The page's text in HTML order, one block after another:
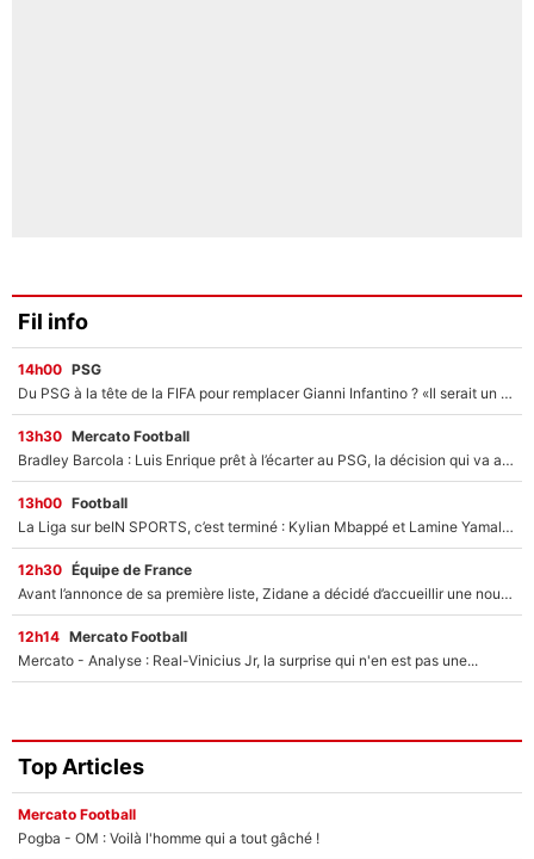
Fil info
14h00 PSG
Du PSG à la tête de la FIFA pour remplacer Gianni Infantino ? «Il serait un mauvais président», le patron de la Liga s'attaque à Nasser Al-Khelaïfi !
13h30 Mercato Football
Bradley Barcola : Luis Enrique prêt à l’écarter au PSG, la décision qui va accélérer son transfert à Liverpool ?
13h00 Football
La Liga sur beIN SPORTS, c’est terminé : Kylian Mbappé et Lamine Yamal changent de chaîne, «le moment était venu d'ouvrir un nouveau chapitre»
12h30 Équipe de France
Avant l’annonce de sa première liste, Zidane a décidé d’accueillir une nouvelle tête en équipe de France
12h14 Mercato Football
Mercato - Analyse : Real-Vinicius Jr, la surprise qui n'en est pas une...
Top Articles
Mercato Football
Pogba - OM : Voilà l'homme qui a tout gâché !